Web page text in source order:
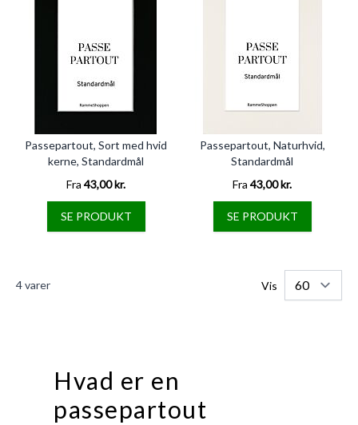
Passepartout, Sort med hvid
kerne, Standardmål
Fra 43,00 kr.
SE PRODUKT
Passepartout, Naturhvid,
Standardmål
Fra 43,00 kr.
SE PRODUKT
4varer Vis
Hvad er en
passepartout